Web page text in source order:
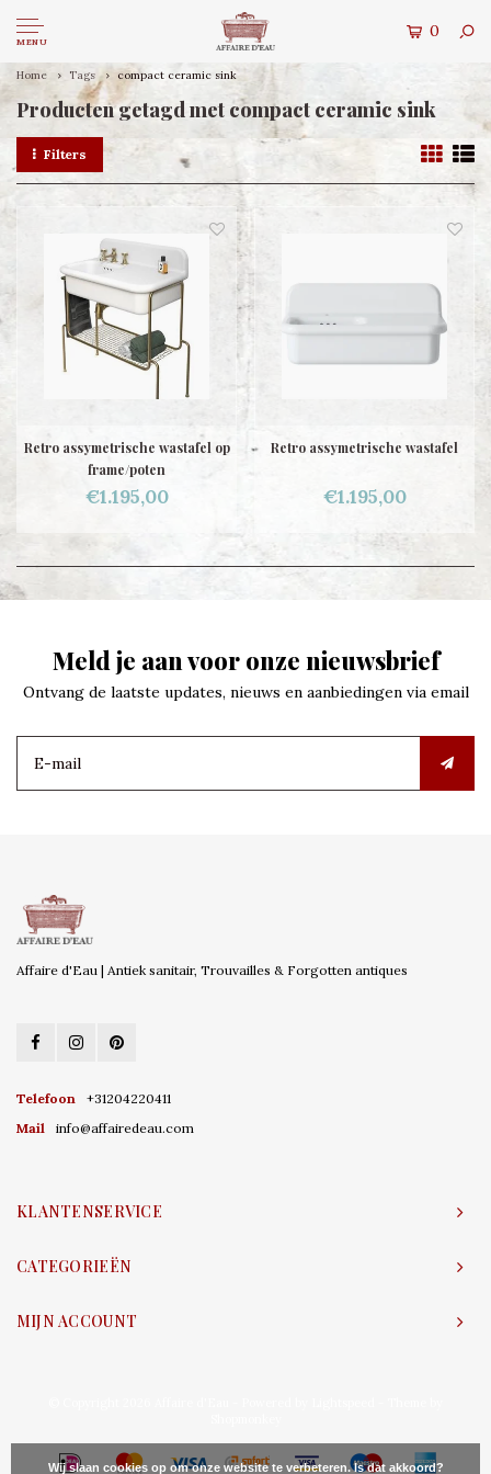
MENU
0
Home Tags compact ceramic sink
Producten getagd met compact ceramic sink
Filters
Retro assymetrische wastafel op
frame/poten
€1.195,00
Retro assymetrische wastafel
€1.195,00
Meld je aan voor onze nieuwsbrief
Ontvang de laatste updates, nieuws en aanbiedingen via email
Affaire d'Eau | Antiek sanitair, Trouvailles & Forgotten antiques
Telefoon
+31204220411
Mail
info@affairedeau.com
KLANTENSERVICE
CATEGORIEËN
MIJN ACCOUNT
Wij slaan cookies op om onze website te verbeteren. Is dat akkoord?